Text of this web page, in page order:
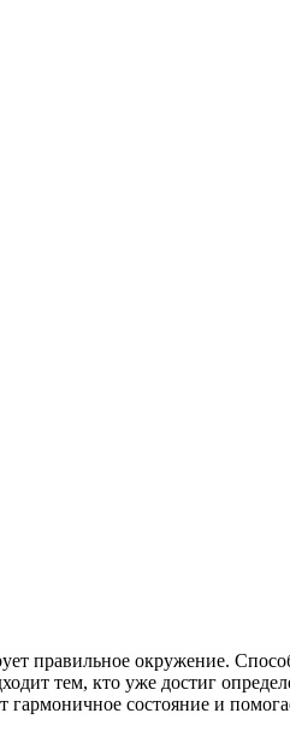
правильное окружение.
тем, кто уже достиг
состояние и